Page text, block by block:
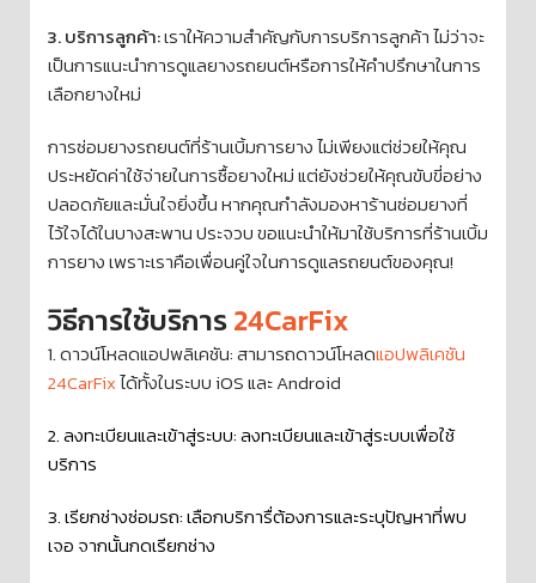
3. บริการลูกค้า:เราให้ความสำคัญกับการบริการลูกค้า ไม่ว่าจะ
เป็นการแนะนำการดูแลยางรถยนต์หรือการให้คำปรึกษาในการ
เลือกยางใหม่
การซ่อมยางรถยนต์ที่ร้านเบิ้มการยาง ไม่เพียงแต่ช่วยให้คุณ
ประหยัดค่าใช้จ่ายในการซื้อยางใหม่ แต่ยังช่วยให้คุณขับขี่อย่าง
ปลอดภัยและมั่นใจยิ่งขึ้น หากคุณกำลังมองหาร้านซ่อมยางที่
ไว้ใจได้ในบางสะพาน ประจวบ ขอแนะนำให้มาใช้บริการที่ร้านเบิ้ม
การยาง เพราะเราคือเพื่อนคู่ใจในการดูแลรถยนต์ของคุณ!
วิธีการใช้บริการ24CarFix
1. ดาวน์โหลดแอปพลิเคชัน: สามารถดาวน์โหลดแอปพลิเคชัน
24CarFixได้ทั้งในระบบ iOS และ Android
2. ลงทะเบียนและเข้าสู่ระบบ: ลงทะเบียนและเข้าสู่ระบบเพื่อใช้
บริการ
3. เรียกช่างซ่อมรถ: เลือกบริการื่ต้องการและระบุปัญหาที่พบ
เจอ จากนั้นกดเรียกช่าง